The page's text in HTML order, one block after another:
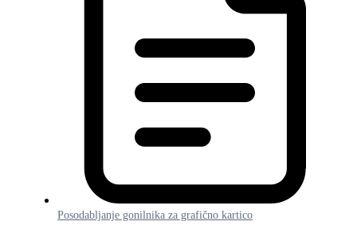
Posodabljanje gonilnika za grafično kartico